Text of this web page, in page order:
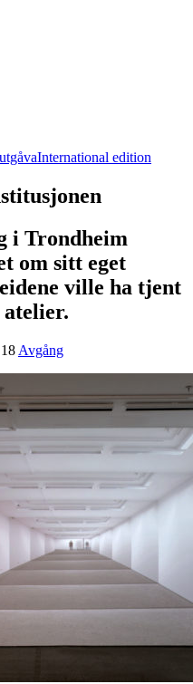
International edition
i Trondheim
om sitt eget
ville ha tjent
Avgång